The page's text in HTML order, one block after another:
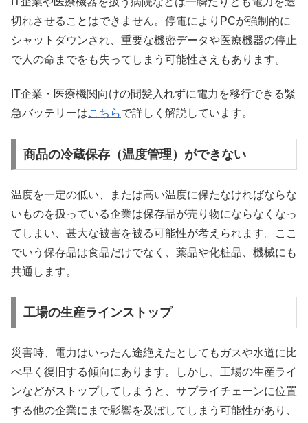
切れさせることはできません。停電によりPCが強制的に
シャットダウンされ、重要な機密データや医療機器の停止
で人の命までをも失ってしまう可能性さえもあります。
IT企業・医療機関向けの間髪入れずに電力を移行できる緊
急バッテリーはこちらで詳しく解説しています。
商品の冷蔵保存（温度管理）ができない
温度を一定の低い、または高い温度に保たなければならな
いものを扱っている企業は保存品が売り物にならなくなっ
てしまい、甚大な被害を被る可能性が考えられます。ここ
でいう保存品は食品だけでなく、薬品や化粧品、機械にも
共通します。
工場の生産ラインストップ
災害時、電力はいったん途絶えたとしてもガスや水道に比
べ早く復旧する傾向にあります。しかし、工場の生産ライ
ンなどがストップしてしまうと、サプライチェーンに位置
する他の企業にまで影響を及ぼしてしまう可能性があり、